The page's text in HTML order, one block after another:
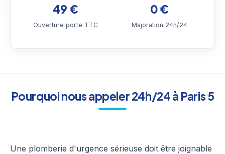
49 €
Ouverture porte TTC
0 €
Majoration 24h/24
Pourquoi nous appeler 24h/24 à Paris 5
Une plomberie d'urgence sérieuse doit être joignable